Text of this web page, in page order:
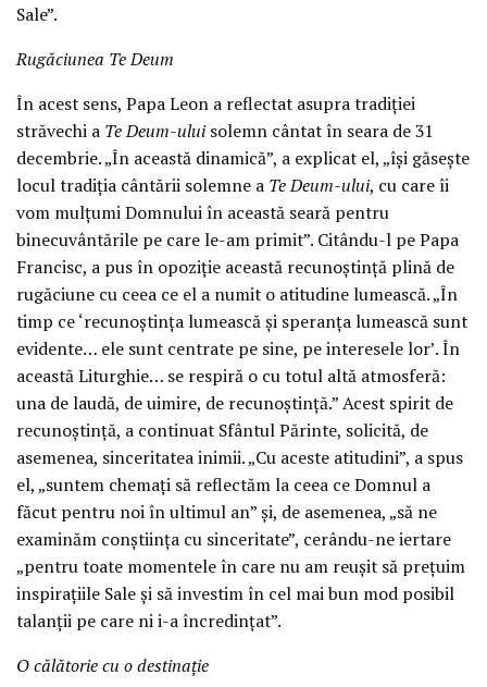
Sale”.
Rugăciunea Te Deum
În acest sens, Papa Leon a reflectat asupra tradiției
străvechi a Te Deum-uluisolemn cântat în seara de 31
decembrie. „În această dinamică”, a explicat el, „își găsește
locul tradiția cântării solemne a Te Deum-ului, cu care îi
vom mulțumi Domnului în această seară pentru
binecuvântările pe care le-am primit”. Citându-l pe Papa
Francisc, a pus în opoziție această recunoștință plină de
rugăciune cu ceea ce el a numit o atitudine lumească. „În
timp ce ‘recunoștința lumească și speranța lumească sunt
evidente… ele sunt centrate pe sine, pe interesele lor’. În
această Liturghie… se respiră o cu totul altă atmosferă:
una de laudă, de uimire, de recunoștință.” Acest spirit de
recunoștință, a continuat Sfântul Părinte, solicită, de
asemenea, sinceritatea inimii. „Cu aceste atitudini”, a spus
el, „suntem chemați să reflectăm la ceea ce Domnul a
făcut pentru noi în ultimul an” și, de asemenea, „să ne
examinăm conștiința cu sinceritate”, cerându-ne iertare
„pentru toate momentele în care nu am reușit să prețuim
inspirațiile Sale și să investim în cel mai bun mod posibil
talanții pe care ni i-a încredințat”.
O călătorie cu o destinație